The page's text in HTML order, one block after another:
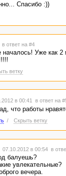
Спасибо :))
в ответ на #4
Уже как
ветку
в 00:41 в ответ на
что работы
/ Скрыть ветку
07.10.2012 в 00:54 в
балуешь?
увлекательные?
вечера.